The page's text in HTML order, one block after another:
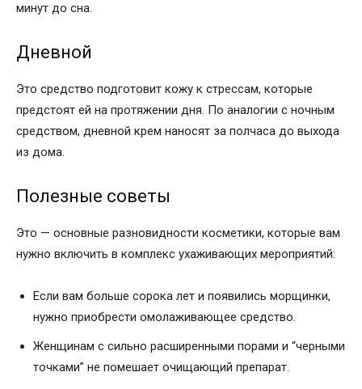
минут до сна.
Дневной
Это средство подготовит кожу к стрессам, которые
предстоят ей на протяжении дня. По аналогии с ночным
средством, дневной крем наносят за полчаса до выхода
из дома.
Полезные советы
Это — основные разновидности косметики, которые вам
нужно включить в комплекс ухаживающих мероприятий:
Если вам больше сорока лет и появились морщинки,
нужно приобрести омолаживающее средство.
Женщинам с сильно расширенными порами и “черными
точками” не помешает очищающий препарат.